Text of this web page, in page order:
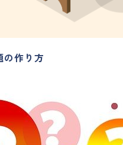
の作り方